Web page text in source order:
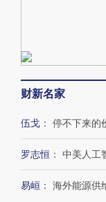
财新名家
伍戈 ： 停不下来的
罗志恒 ： 中美人工
易峘 ： 海外能源供